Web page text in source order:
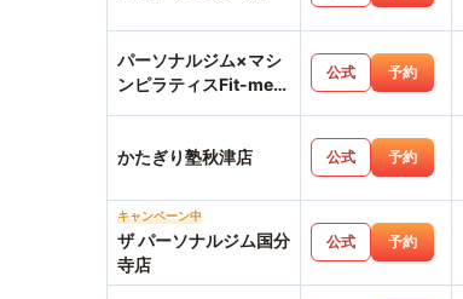
パーソナルジム×マシ
ンピラティスFit-me西
公式 予約
かたぎり塾秋津店 公式 予約
キャンペーン中
ザ パーソナルジム国分
寺店
公式 予約